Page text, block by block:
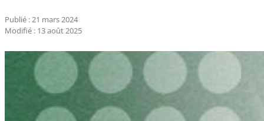
Publié : 21 mars 2024
Modifié : 13 août 2025